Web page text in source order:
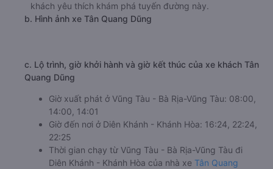
khách yêu thích khám phá tuyến đường này.
b. Hình ảnh xe Tân Quang Dũng
c. Lộ trình, giờ khởi hành và giờ kết thúc của xe khách Tân
Quang Dũng
Giờ xuất phát ở Vũng Tàu - Bà Rịa-Vũng Tàu: 08:00,
14:00, 14:01
Giờ đến nơi ở Diên Khánh - Khánh Hòa: 16:24, 22:24,
22:25
Thời gian chạy từ Vũng Tàu - Bà Rịa-Vũng Tàu đi
Diên Khánh - Khánh Hòa của nhà xe Tân Quang